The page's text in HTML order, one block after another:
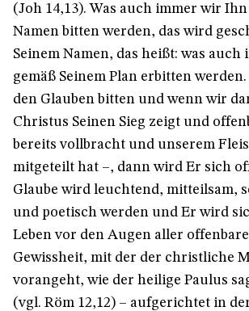
(Joh 14,13). Was auch immer wir
Namen bitten werden, das wird
Seinem Namen, das heißt: was auch
gemäß Seinem Plan erbitten
den Glauben bitten und wenn wir
Christus Seinen Sieg zeigt und
bereits vollbracht und unserem
mitgeteilt hat –, dann wird Er sich
Glaube wird leuchtend, mitteilsam,
und poetisch werden und Er wird
Leben vor den Augen aller
Gewissheit, mit der der christliche
vorangeht, wie der heilige Paulus
(vgl. Röm 12,12) – aufgerichtet in